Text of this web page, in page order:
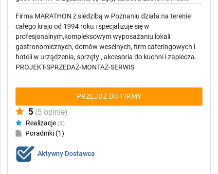
Marathon Barbara Kwaśnik
Kompleksowe wyposażenie
gastronomii- urządzenia, sprzęty, sztućce, zastawa meble
Firma MARATHON z siedzibą w Poznaniu działa na terenie
całego kraju od 1994 roku i specjalizuje się w
hoteli w urządzenia, sprzęty , akcesoria do kuchni i zaplecza.
PROJEKT-SPRZEDAŻ-MONTAŻ-SERWIS
5 (5 opinie)
Realizacje